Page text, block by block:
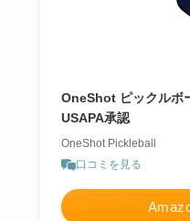
OneShot ピックルボ
USAPA承認
OneShot Pickleball
口コミを見る